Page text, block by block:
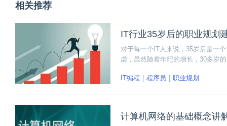
相关推荐
IT行业35岁后的职业规划
对于每一个IT人来说，35岁后是一
虑，虽然随着年纪的增长，30多岁
IT编程
程序员 职业规划
计算机网络的基础概念讲